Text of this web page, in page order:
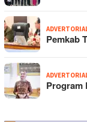
Pemkab
Program